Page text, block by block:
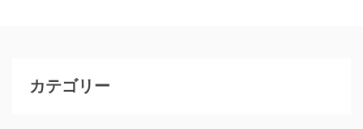
カテゴリー